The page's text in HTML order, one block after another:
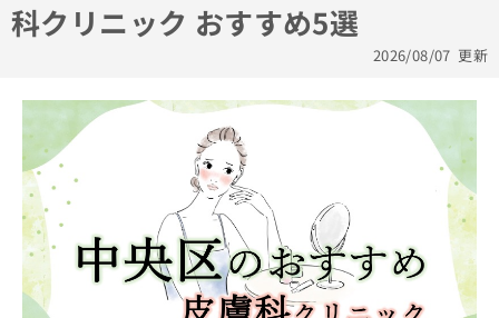
科クリニック おすすめ5選
2026/08/07 更新
の
方
ら
マ
イ
ナ
ビ
ク
リ
医
療
関
係
者
の